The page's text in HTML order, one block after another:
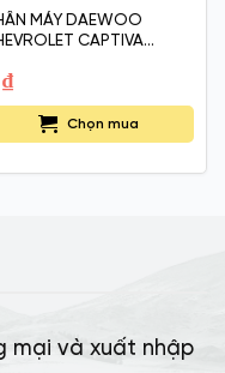
MÁY DAEWOO
CAPTIVA
₫
Chọn mua
mại và xuất nhập